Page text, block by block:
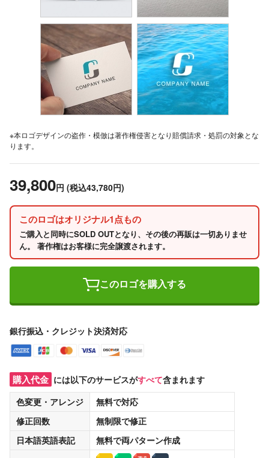
※本ロゴデザインの盗作・模倣は著作権侵害となり賠償請求・処罰の対象とな
ります。
39,800円 (税込43,780円)
このロゴはオリジナル1点もの
ご購入と同時にSOLD OUTとなり、その後の再販は一切ありませ
ん。 著作権はお客様に完全譲渡されます。
このロゴを購入する
銀行振込・クレジット決済対応
購入代金 には以下のサービスがすべて含まれます
色変更・アレンジ
無料で対応
修正回数
無制限で修正
日本語英語表記
無料で両パターン作成